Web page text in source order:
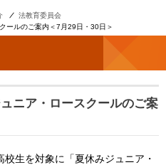
法教育委員会
ールのご案内＜7月29日・30日＞
ニア・ロースクールのご案
生を対象に「夏休みジュニア・